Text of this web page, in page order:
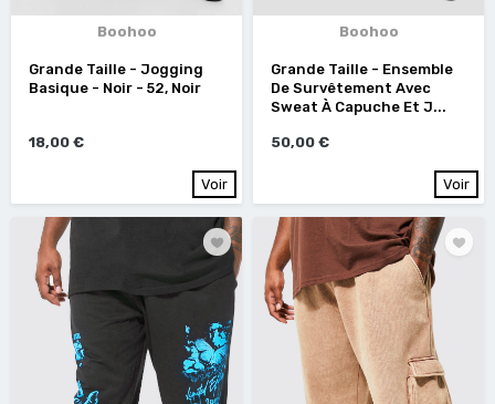
Boohoo
Grande Taille - Jogging
Basique - Noir - 52, Noir
18,00 €
Voir
Boohoo
Grande Taille - Ensemble
De Survêtement Avec
Sweat À Capuche Et J...
50,00 €
Voir